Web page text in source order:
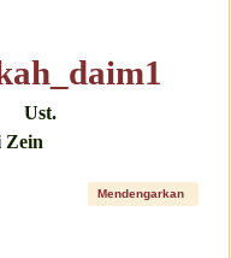
Ust.
Zein
Mendengarkan